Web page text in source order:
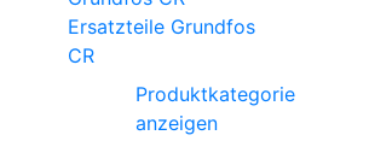
Ersatzteile Grundfos
CR
Produktkategorie
anzeigen